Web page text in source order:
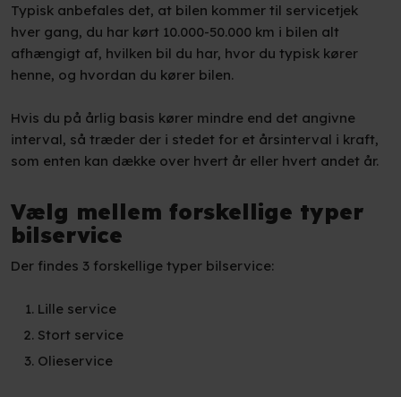
Typisk anbefales det, at bilen kommer til servicetjek
hver gang, du har kørt 10.000-50.000 km i bilen alt
afhængigt af, hvilken bil du har, hvor du typisk kører
henne, og hvordan du kører bilen.
Hvis du på årlig basis kører mindre end det angivne
interval, så træder der i stedet for et årsinterval i kraft,
som enten kan dække over hvert år eller hvert andet år.
Vælg mellem forskellige typer
bilservice
Der findes 3 forskellige typer bilservice:
​Lille service
​Stort service
​Olieservice